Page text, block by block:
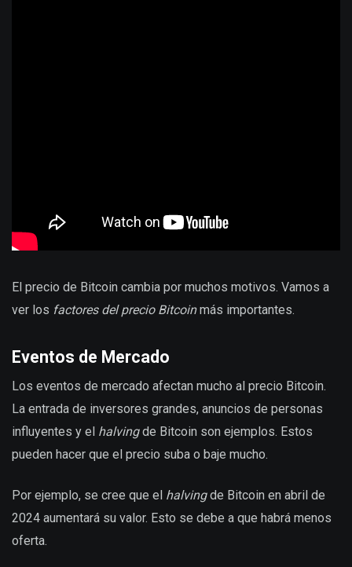
El precio de Bitcoin cambia por muchos motivos. Vamos a
ver los factores del precio Bitcoinmás importantes.
Eventos de Mercado
Los eventos de mercado afectan mucho al precio Bitcoin.
La entrada de inversores grandes, anuncios de personas
influyentes y el halvingde Bitcoin son ejemplos. Estos
pueden hacer que el precio suba o baje mucho.
Por ejemplo, se cree que el halvingde Bitcoin en abril de
2024 aumentará su valor. Esto se debe a que habrá menos
oferta.